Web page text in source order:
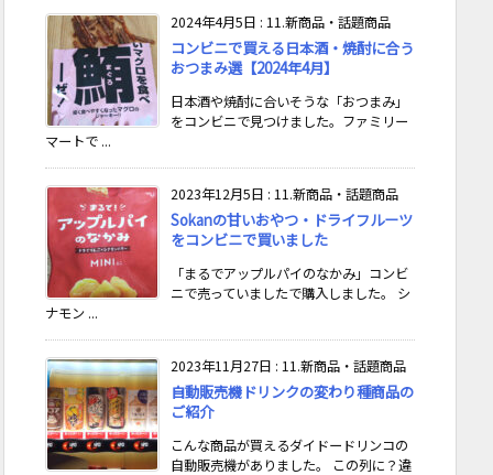
2024年4月5日 : 11.新商品・話題商品
コンビニで買える日本酒・焼酎に合う
おつまみ選【2024年4月】
日本酒や焼酎に合いそうな「おつまみ」
をコンビニで見つけました。ファミリー
マートで ...
2023年12月5日 : 11.新商品・話題商品
Sokanの甘いおやつ・ドライフルーツ
をコンビニで買いました
「まるでアップルパイのなかみ」コンビ
ニで売っていましたで購入しました。 シ
ナモン ...
2023年11月27日 : 11.新商品・話題商品
自動販売機ドリンクの変わり種商品の
ご紹介
こんな商品が買えるダイドードリンコの
自動販売機がありました。 この列に？違